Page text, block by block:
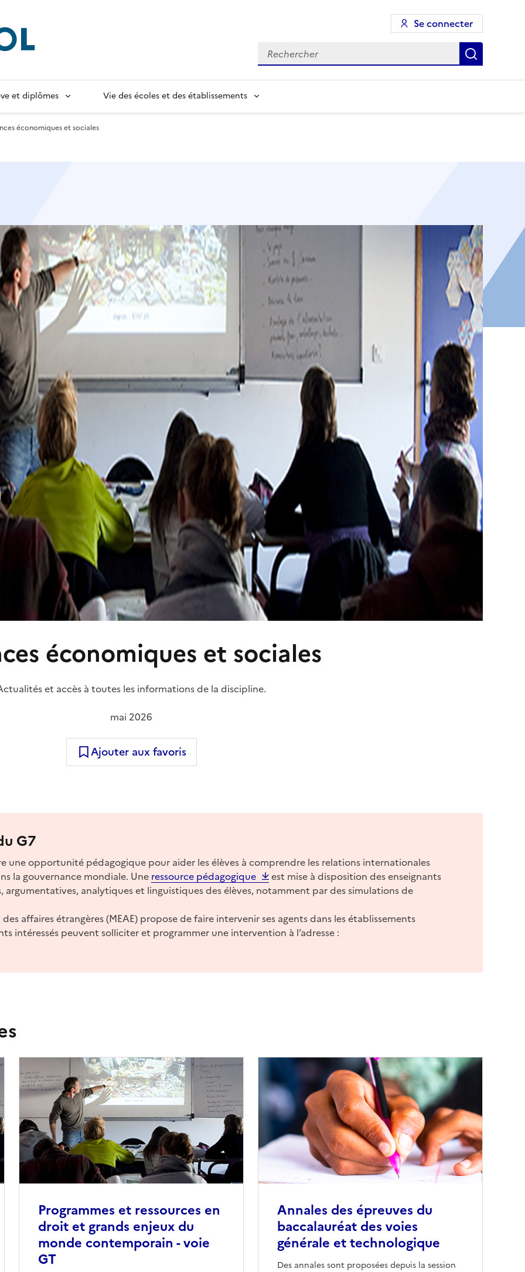
Se connecter
Rechercher
et diplômes Vie des écoles et des établissements
économiques et sociales
économiques et sociales
et accès à toutes les informations de la discipline.
mai 2026
Ajouter aux favoris
G7
une opportunité pédagogique pour aider les élèves à comprendre les relations internationales
la gouvernance mondiale. Une ressource pédagogique
est mise à disposition des enseignants
analytiques et linguistiques des élèves, notamment par des simulations de
affaires étrangères (MEAE) propose de faire intervenir ses agents dans les établissements
intéressés peuvent solliciter et programmer une intervention à l’adresse :
Programmes et ressources en
droit et grands enjeux du
monde contemporain - voie
GT
Annales des épreuves du
baccalauréat des voies
générale et technologique
Des annales sont proposées depuis la session